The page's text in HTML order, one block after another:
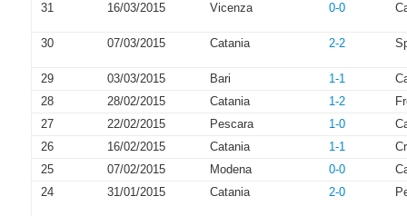
31
16/03/2015 Vicenza 0-0
30 07/03/2015 Catania 2-2
29 03/03/2015 Bari 1-1
28
28/02/2015 Catania 1-2
27
22/02/2015 Pescara 1-0
26
16/02/2015 Catania 1-1
25
07/02/2015 Modena 0-0
24
31/01/2015 Catania 2-0